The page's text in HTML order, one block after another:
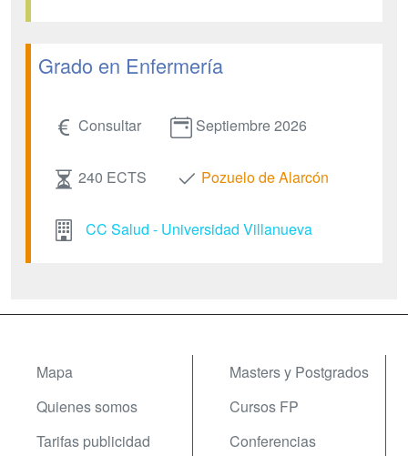
Grado en Enfermería
Consultar Septiembre 2026
240 ECTS Pozuelo de Alarcón
CC Salud - Universidad Villanueva
Mapa
Quienes somos
Tarifas publicidad
Masters y Postgrados
Cursos FP
Conferencias